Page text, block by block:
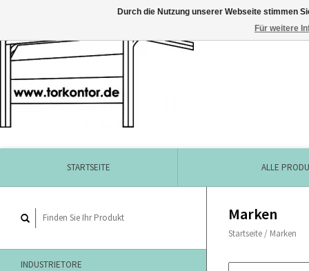
STARTSEITE ALLE
INDUSTRIETORE
Marken
Startseite / Marken
Durch die Nutzung unserer Webseite stimmen
Für weitere